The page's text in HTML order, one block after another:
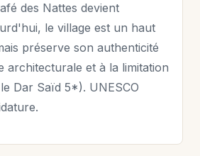
des Nattes devient
le village est un haut
préserve son authenticité
architecturale et à la limitation
Dar Saïd 5*). UNESCO